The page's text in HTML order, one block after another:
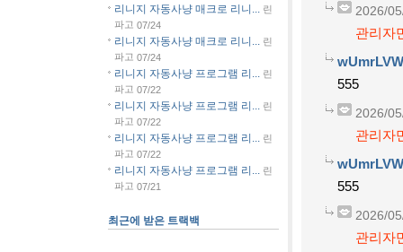
2026/
관리자
555
2026/
관리자
555
2026/
관리자
리니지 자동사냥 매크로 리니... 린
파고 07/24
리니지 자동사냥 매크로 리니... 린
파고 07/24
리니지 자동사냥 프로그램 리... 린
파고 07/22
리니지 자동사냥 프로그램 리... 린
파고 07/22
리니지 자동사냥 프로그램 리... 린
파고 07/22
리니지 자동사냥 프로그램 리... 린
파고 07/21
최근에 받은 트랙백